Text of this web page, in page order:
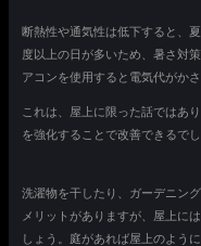
断熱性や通気性は低下すると、
度以上の日が多いため、暑さ対
アコンを使用すると電気代がか
これは、屋上に限った話ではあ
を強化することで改善できるでし
洗濯物を干したり、ガーデニン
メリットがありますが、屋上に
しょう。庭があれば屋上のよう